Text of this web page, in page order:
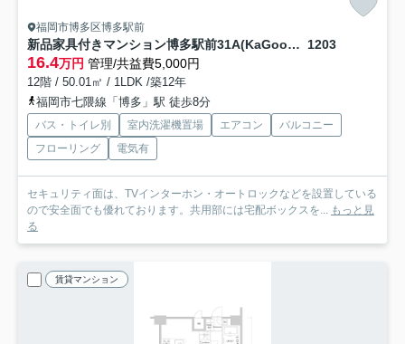
福岡市博多区博多駅前
新品家具付きマンション博多駅前31A(KaGood福岡) 1203
16.4万円 管理/共益費5,000円
12階 / 50.01㎡ / 1LDK /築12年
福岡市七隈線「博多」駅 徒歩8分
バス・トイレ別 室内洗濯機置場 エアコン
バルコニー
フローリング
電気有
セキュリティ面は、TVインターホン・オートロックなどを設置している
ので安全面でも優れております。共用部には宅配ボックスを... もっと見
る
賃貸マンション